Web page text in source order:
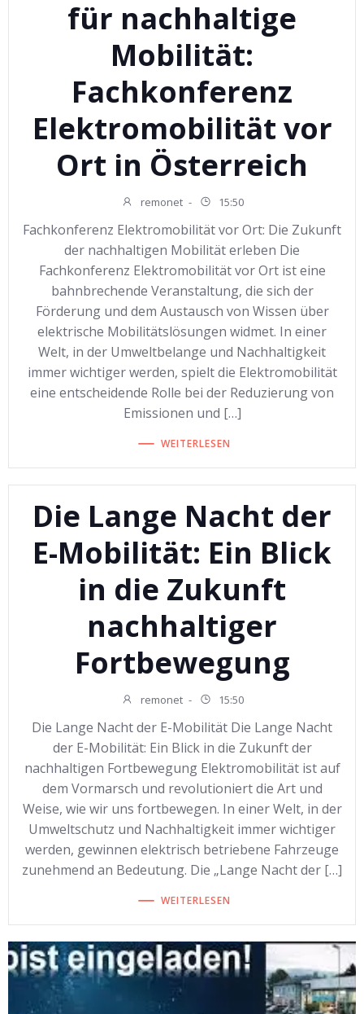
für nachhaltige
Mobilität:
Fachkonferenz
Elektromobilität vor
Ort in Österreich
remonet - 15:50
Fachkonferenz Elektromobilität vor Ort: Die Zukunft
der nachhaltigen Mobilität erleben Die
Fachkonferenz Elektromobilität vor Ort ist eine
bahnbrechende Veranstaltung, die sich der
Förderung und dem Austausch von Wissen über
elektrische Mobilitätslösungen widmet. In einer
Welt, in der Umweltbelange und Nachhaltigkeit
immer wichtiger werden, spielt die Elektromobilität
eine entscheidende Rolle bei der Reduzierung von
Emissionen und […]
WEITERLESEN
Die Lange Nacht der
E-Mobilität: Ein Blick
in die Zukunft
nachhaltiger
Fortbewegung
remonet - 15:50
Die Lange Nacht der E-Mobilität Die Lange Nacht
der E-Mobilität: Ein Blick in die Zukunft der
nachhaltigen Fortbewegung Elektromobilität ist auf
dem Vormarsch und revolutioniert die Art und
Weise, wie wir uns fortbewegen. In einer Welt, in der
Umweltschutz und Nachhaltigkeit immer wichtiger
werden, gewinnen elektrisch betriebene Fahrzeuge
zunehmend an Bedeutung. Die „Lange Nacht der […]
WEITERLESEN